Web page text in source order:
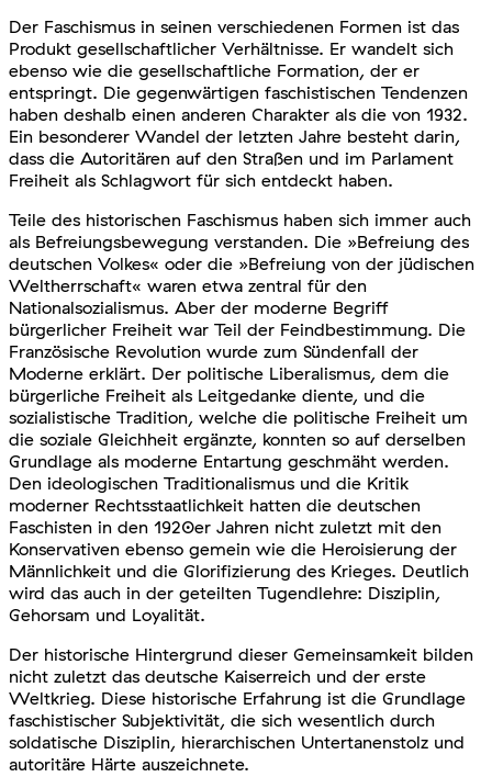
Der Faschismus in seinen verschiedenen Formen ist das
Produkt gesellschaftlicher Verhältnisse. Er wandelt sich
ebenso wie die gesellschaftliche Formation, der er
entspringt. Die gegenwärtigen faschistischen Tendenzen
haben deshalb einen anderen Charakter als die von 1932.
Ein besonderer Wandel der letzten Jahre besteht darin,
dass die Autoritären auf den Straßen und im Parlament
Freiheit als Schlagwort für sich entdeckt haben.
Teile des historischen Faschismus haben sich immer auch
als Befreiungsbewegung verstanden. Die »Befreiung des
deutschen Volkes« oder die »Befreiung von der jüdischen
Weltherrschaft« waren etwa zentral für den
Nationalsozialismus. Aber der moderne Begriff
bürgerlicher Freiheit war Teil der Feindbestimmung. Die
Französische Revolution wurde zum Sündenfall der
Moderne erklärt. Der politische Liberalismus, dem die
bürgerliche Freiheit als Leitgedanke diente, und die
sozialistische Tradition, welche die politische Freiheit um
die soziale Gleichheit ergänzte, konnten so auf derselben
Grundlage als moderne Entartung geschmäht werden.
Den ideologischen Traditionalismus und die Kritik
moderner Rechtsstaatlichkeit hatten die deutschen
Faschisten in den 1920er Jahren nicht zuletzt mit den
Konservativen ebenso gemein wie die Heroisierung der
Männlichkeit und die Glorifizierung des Krieges. Deutlich
wird das auch in der geteilten Tugendlehre: Disziplin,
Gehorsam und Loyalität.
Der historische Hintergrund dieser Gemeinsamkeit bilden
nicht zuletzt das deutsche Kaiserreich und der erste
Weltkrieg. Diese historische Erfahrung ist die Grundlage
faschistischer Subjektivität, die sich wesentlich durch
soldatische Disziplin, hierarchischen Untertanenstolz und
autoritäre Härte auszeichnete.